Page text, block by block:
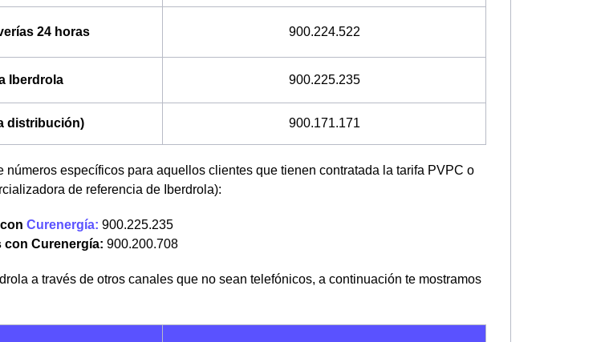
24 horas 900.224.522
Iberdrola 900.225.235
distribución) 900.171.171
números específicos para aquellos clientes que tienen contratada la tarifa PVPC o
de referencia de Iberdrola):
Curenergía: 900.225.235
con Curenergía: 900.200.708
a través de otros canales que no sean telefónicos, a continuación te mostramos